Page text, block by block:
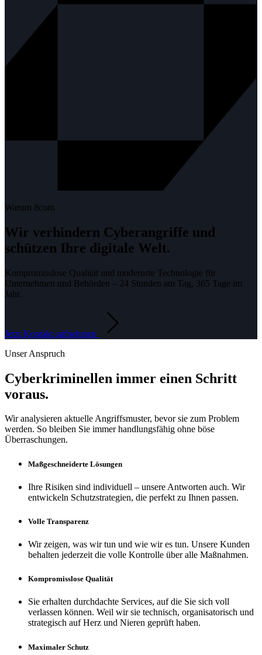
Warum 8com
Wir verhindern Cyberangriffe und
schützen Ihre digitale Welt.
Kompromisslose Qualität und modernste Technologie für
Unternehmen und Behörden – 24 Stunden am Tag, 365 Tage im
Jahr.
Jetzt Kontakt aufnehmen
Unser Anspruch
Cyberkriminellen immer einen Schritt
voraus.
Wir analysieren aktuelle Angriffsmuster, bevor sie zum Problem
werden. So bleiben Sie immer handlungsfähig ohne böse
Überraschungen.
Maßgeschneiderte Lösungen
Ihre Risiken sind individuell – unsere Antworten auch. Wir
entwickeln Schutzstrategien, die perfekt zu Ihnen passen.
Volle Transparenz
Wir zeigen, was wir tun und wie wir es tun. Unsere Kunden
behalten jederzeit die volle Kontrolle über alle Maßnahmen.
Kompromisslose Qualität
Sie erhalten durchdachte Services, auf die Sie sich voll
verlassen können. Weil wir sie technisch, organisatorisch und
strategisch auf Herz und Nieren geprüft haben.
Maximaler Schutz